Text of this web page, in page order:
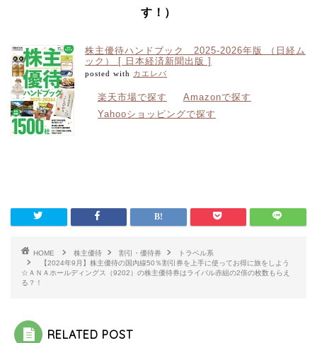
す！）
株主優待ハンドブック 2025-2026年版 （日経ム
ック） [ 日本経済新聞出版 ]
posted with カエレバ
楽天市場で探す
Amazonで探す
Yahooショッピングで探す
HOME 株主優待 割引・優待券
トラベル系
【2024年9月】株主優待の国内線50％割引券を上手に使ってお得に旅をしよう
☆ＡＮＡホールディングス（9202）の株主優待券はライバル赤組の2倍の枚数もらえ
る？！
RELATED POST